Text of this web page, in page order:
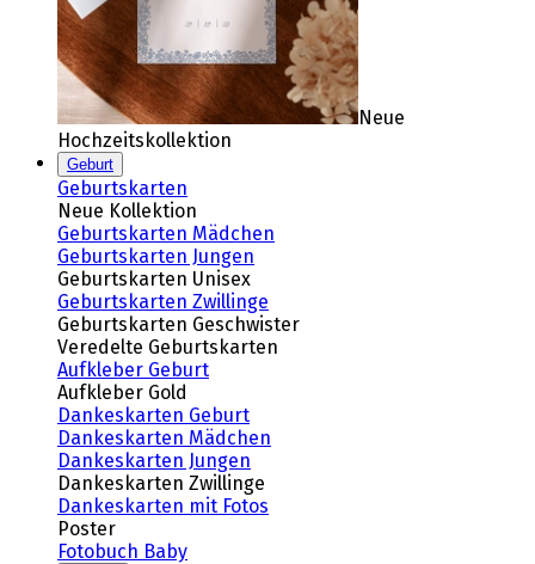
Neue
Hochzeitskollektion
Geburt
Geburtskarten
Neue Kollektion
Geburtskarten Mädchen
Geburtskarten Jungen
Geburtskarten Unisex
Geburtskarten Zwillinge
Geburtskarten Geschwister
Veredelte Geburtskarten
Aufkleber Geburt
Aufkleber Gold
Dankeskarten Geburt
Dankeskarten Mädchen
Dankeskarten Jungen
Dankeskarten Zwillinge
Dankeskarten mit Fotos
Poster
Fotobuch Baby